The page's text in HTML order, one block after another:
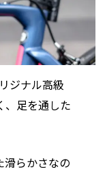
ジナル高級
、足を通した
滑らかさなの